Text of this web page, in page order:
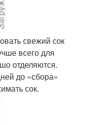
свежий сок
всего для
отделяются.
до «сбора»
сок.